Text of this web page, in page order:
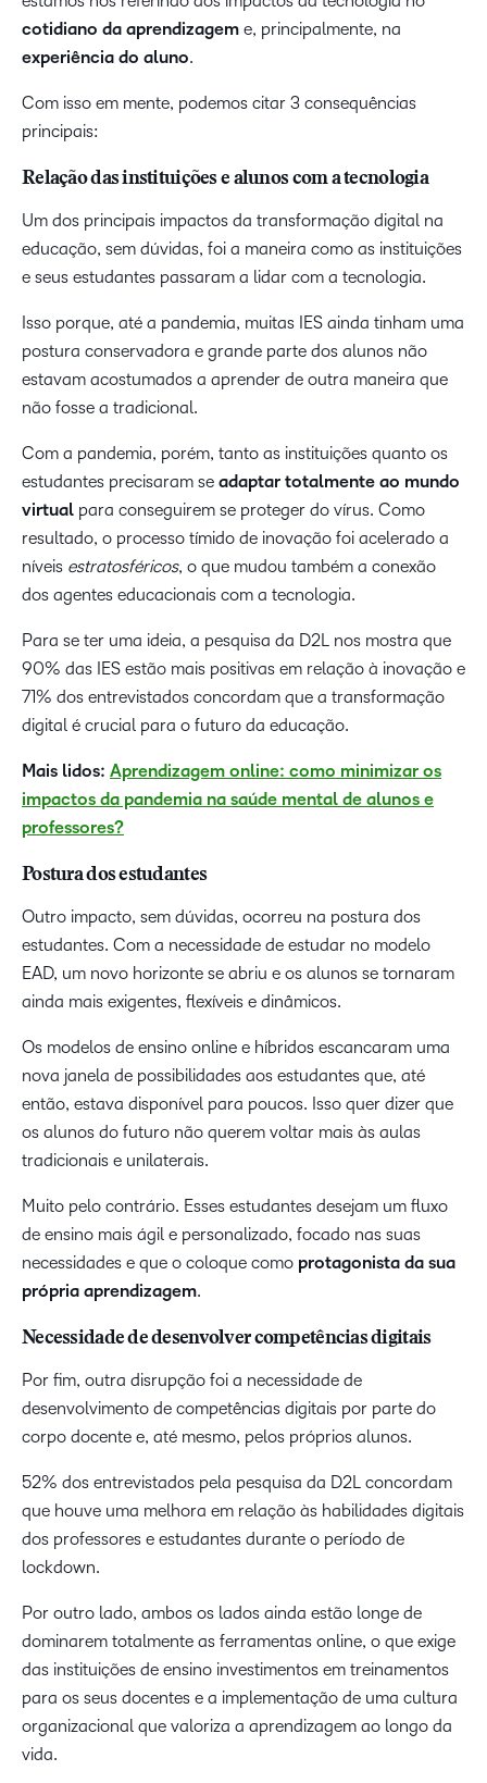
cotidiano da aprendizagem e, principalmente, na
experiência do aluno.
Com isso em mente, podemos citar 3 consequências
principais:
Relação das instituições e alunos com a tecnologia
Um dos principais impactos da transformação digital na
educação, sem dúvidas, foi a maneira como as instituições
e seus estudantes passaram a lidar com a tecnologia.
Isso porque, até a pandemia, muitas IES ainda tinham uma
postura conservadora e grande parte dos alunos não
estavam acostumados a aprender de outra maneira que
não fosse a tradicional.
Com a pandemia, porém, tanto as instituições quanto os
estudantes precisaram se adaptar totalmente ao mundo
virtual para conseguirem se proteger do vírus. Como
resultado, o processo tímido de inovação foi acelerado a
níveis estratosféricos, o que mudou também a conexão
dos agentes educacionais com a tecnologia.
Para se ter uma ideia, a pesquisa da D2L nos mostra que
90% das IES estão mais positivas em relação à inovação e
71% dos entrevistados concordam que a transformação
digital é crucial para o futuro da educação.
Mais lidos: Aprendizagem online: como minimizar os
impactos da pandemia na saúde mental de alunos e
professores?
Postura dos estudantes
Outro impacto, sem dúvidas, ocorreu na postura dos
estudantes. Com a necessidade de estudar no modelo
EAD, um novo horizonte se abriu e os alunos se tornaram
ainda mais exigentes, flexíveis e dinâmicos.
Os modelos de ensino online e híbridos escancaram uma
nova janela de possibilidades aos estudantes que, até
então, estava disponível para poucos. Isso quer dizer que
os alunos do futuro não querem voltar mais às aulas
tradicionais e unilaterais.
Muito pelo contrário. Esses estudantes desejam um fluxo
de ensino mais ágil e personalizado, focado nas suas
necessidades e que o coloque como protagonista da sua
própria aprendizagem.
Necessidade de desenvolver competências digitais
Por fim, outra disrupção foi a necessidade de
desenvolvimento de competências digitais por parte do
corpo docente e, até mesmo, pelos próprios alunos.
52% dos entrevistados pela pesquisa da D2L concordam
que houve uma melhora em relação às habilidades digitais
dos professores e estudantes durante o período de
lockdown.
Por outro lado, ambos os lados ainda estão longe de
dominarem totalmente as ferramentas online, o que exige
das instituições de ensino investimentos em treinamentos
para os seus docentes e a implementação de uma cultura
organizacional que valoriza a aprendizagem ao longo da
vida.